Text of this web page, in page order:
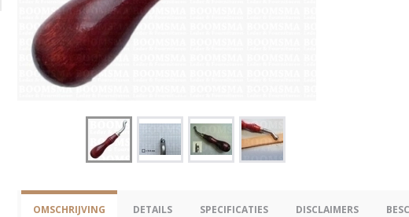
OMSCHRIJVING DETAILS SPECIFICATIES DISCLAIMERS